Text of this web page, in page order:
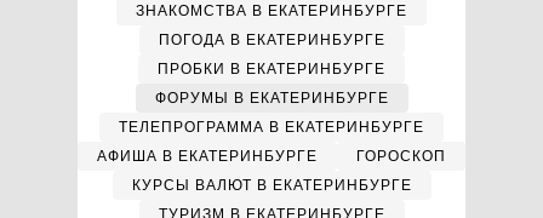
ЗНАКОМСТВА В ЕКАТЕРИНБУРГЕ
ПОГОДА В ЕКАТЕРИНБУРГЕ
ПРОБКИ В ЕКАТЕРИНБУРГЕ
ФОРУМЫ В ЕКАТЕРИНБУРГЕ
ТЕЛЕПРОГРАММА В ЕКАТЕРИНБУРГЕ
АФИША В ЕКАТЕРИНБУРГЕ
ГОРОСКОП
КУРСЫ ВАЛЮТ В ЕКАТЕРИНБУРГЕ
ТУРИЗМ В ЕКАТЕРИНБУРГЕ